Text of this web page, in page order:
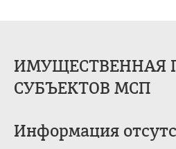
ИМУЩЕСТВЕННАЯ
СУБЪЕКТОВ МСП
Информация